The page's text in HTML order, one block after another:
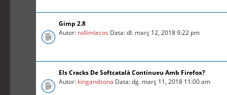
Gimp 2.8
Autor: rollimlecos Data: dl. març 12, 2018 9:22 pm
Els Cracks De Softcatalà Continueu Amb Firefox?
Autor: kingandsona Data: dg. març 11, 2018 11:00 am